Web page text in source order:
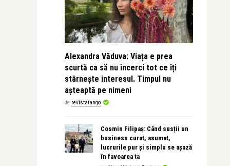
Alexandra Văduva: Viața e prea
scurtă ca să nu încerci tot ce îți
stârnește interesul. Timpul nu
așteaptă pe nimeni
de revistatango
Cosmin Filipaș: Când susții un
business curat, asumat,
lucrurile pur și simplu se așază
în favoarea ta